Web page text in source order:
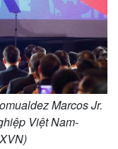
Marcos Jr.
Việt Nam-